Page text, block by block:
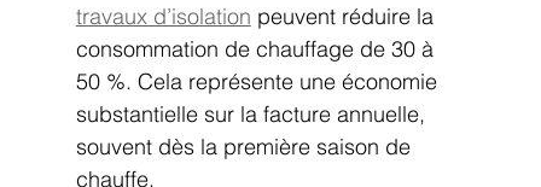
travaux d’isolation peuvent réduire la
consommation de chauffage de 30 à
50 %. Cela représente une économie
substantielle sur la facture annuelle,
souvent dès la première saison de
chauffe.